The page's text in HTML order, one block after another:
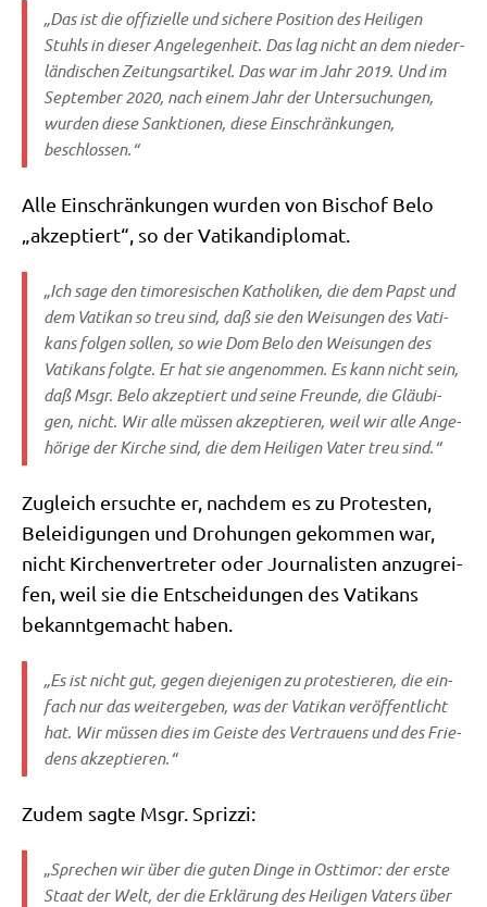
„Das ist die offi­zi­el­le und siche­re Posi­ti­on des Hei­li­gen
Stuhls in die­ser Ange­le­gen­heit. Das lag nicht an dem nie­der­
län­di­schen Zei­tungs­ar­ti­kel. Das war im Jahr 2019. Und im
Sep­tem­ber 2020, nach einem Jahr der Unter­su­chun­gen,
wur­den die­se Sank­tio­nen, die­se Ein­schrän­kun­gen,
beschlossen.“
Alle Ein­schrän­kun­gen wur­den von Bischof Belo
„akzep­tiert“, so der Vatikandiplomat.
„Ich sage den timo­re­si­schen Katho­li­ken, die dem Papst und
dem Vati­kan so treu sind, daß sie den Wei­sun­gen des Vati­
kans fol­gen sol­len, so wie Dom Belo den Wei­sun­gen des
Vati­kans folg­te. Er hat sie ange­nom­men. Es kann nicht sein,
daß Msgr. Belo akzep­tiert und sei­ne Freun­de, die Gläu­bi­
gen, nicht. Wir alle müs­sen akzep­tie­ren, weil wir alle Ange­
hö­ri­ge der Kir­che sind, die dem Hei­li­gen Vater treu sind.“
Zugleich ersuch­te er, nach­dem es zu Pro­te­sten,
Belei­di­gun­gen und Dro­hun­gen gekom­men war,
nicht Kir­chen­ver­tre­ter oder Jour­na­li­sten anzu­grei­
fen, weil sie die Ent­schei­dun­gen des Vati­kans
bekannt­ge­macht haben.
„Es ist nicht gut, gegen die­je­ni­gen zu pro­te­stie­ren, die ein­
fach nur das wei­ter­ge­ben, was der Vati­kan ver­öf­fent­licht
hat. Wir müs­sen dies im Gei­ste des Ver­trau­ens und des Frie­
dens akzeptieren.“
Zudem sag­te Msgr. Sprizzi:
„Spre­chen wir über die guten Din­ge in Ost­ti­mor: der erste
Staat der Welt, der die Erklä­rung des Hei­li­gen Vaters über